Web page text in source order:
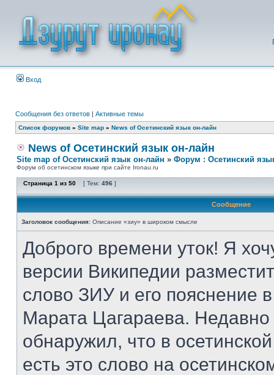
Вход
Сообщения без ответов | Активные темы
Список форумов » Site map » News of Осетинский язык он-лайн
News of Осетинский язык он-лайн
Site map of Осетинский язык он-лайн » Форум : Осетинский
Форум об осетинском языке при сайте Ironau.ru
Страница 1 из 50 [ Тем: 496 ]
Сообщение
Заголовок сообщения: Описание «зиу» в широком смысле
Доброго времени уток! Я
версии Википедии
слово ЗИУ и его пояснение
Марата Цагараева. Недавно
обнаружил, что в
есть это слово на